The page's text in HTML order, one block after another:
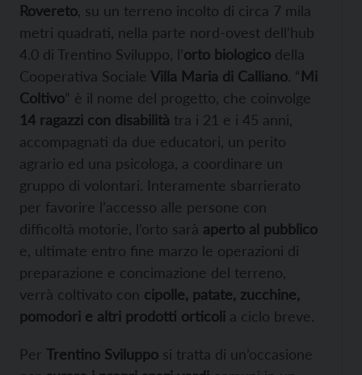
Rovereto , su un terreno incolto di circa 7 mila
metri quadrati, nella parte nord-ovest dell’hub
4.0 di Trentino Sviluppo, l’orto biologico della
Cooperativa Sociale Villa Maria di Calliano. “Mi
Coltivo” è il nome del progetto, che coinvolge
14 ragazzi con disabilità tra i 21 e i 45 anni,
accompagnati da due educatori, un perito
agrario ed una psicologa, a coordinare un
gruppo di volontari. Interamente sbarrierato
per favorire l’accesso alle persone con
difficoltà motorie, l’orto sarà aperto al pubblico
e, ultimate entro fine marzo le operazioni di
preparazione e concimazione del terreno,
verrà coltivato con cipolle, patate, zucchine,
pomodori e altri prodotti orticoli a ciclo breve.
Per Trentino Sviluppo si tratta di un’occasione